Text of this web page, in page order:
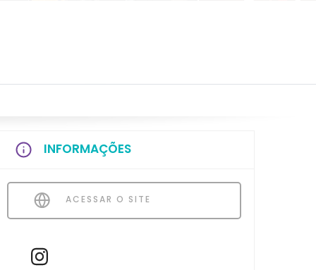
INFORMAÇÕES
ACESSAR O SITE